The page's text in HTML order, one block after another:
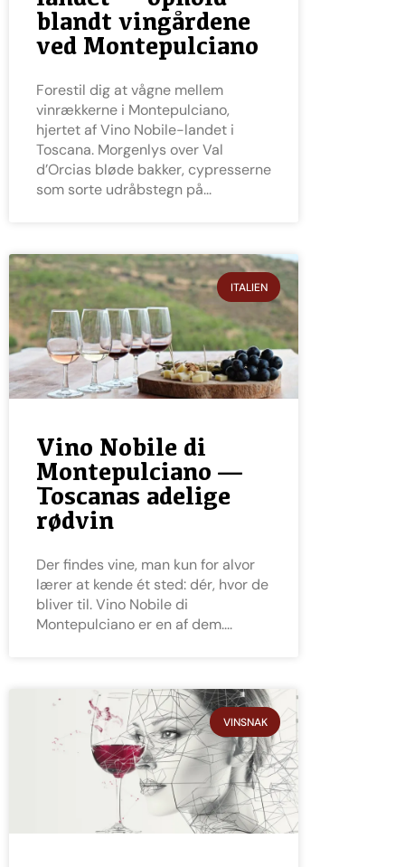
blandt vingårdene
ved Montepulciano
Forestil dig at vågne mellem
vinrækkerne i Montepulciano,
hjertet af Vino Nobile-landet i
Toscana. Morgenlys over Val
d’Orcias bløde bakker, cypresserne
som sorte udråbstegn på
ITALIEN
Vino Nobile di
Montepulciano —
Toscanas adelige
rødvin
Der findes vine, man kun for alvor
lærer at kende ét sted: dér, hvor de
bliver til. Vino Nobile di
Montepulciano er en af dem.
VINSNAK